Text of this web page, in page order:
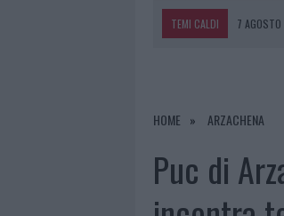
TEMI CALDI 7
7 AGOSTO 2026 |
HOME ARZACHENA
Puc di